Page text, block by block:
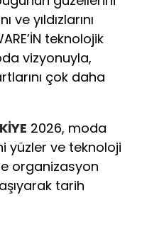
ve yıldızlarını
teknolojik
vizyonuyla,
çok daha
2026, moda
yüzler ve teknoloji
organizasyon
tarih